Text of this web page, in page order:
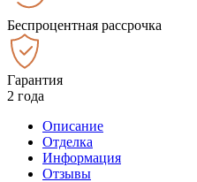
Беспроцентная рассрочка
Гарантия
2 года
Описание
Отделка
Информация
Отзывы